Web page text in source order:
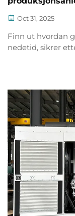
Oct 31, 2025
Finn ut hvordan
nedetid, sikrer